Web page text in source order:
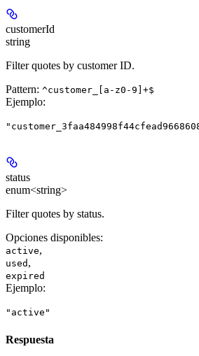
customerId
string
Filter quotes by customer ID.
Pattern: ^customer_[a-z0-9]+$
Ejemplo:
status
enum<string>
Filter quotes by status.
Opciones disponibles:
active,
used ,
expired
Ejemplo:
"active"
Respuesta